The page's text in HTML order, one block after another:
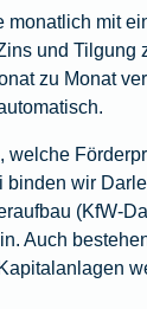
monatlich mit
und Tilgung
zu Monat
welche
binden wir
(KfW-
Auch